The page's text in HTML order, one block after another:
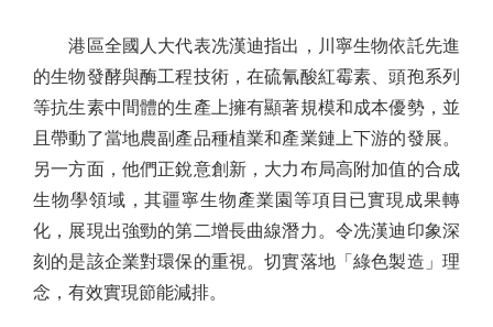
港區全國人大代表冼漢迪指出，川寧生物依託先進
的生物發酵與酶工程技術，在硫氰酸紅霉素、頭孢系列
等抗生素中間體的生產上擁有顯著規模和成本優勢，並
且帶動了當地農副產品種植業和產業鏈上下游的發展。
另一方面，他們正銳意創新，大力布局高附加值的合成
生物學領域，其疆寧生物產業園等項目已實現成果轉
化，展現出強勁的第二增長曲線潛力。令冼漢迪印象深
刻的是該企業對環保的重視。切實落地「綠色製造」理
念，有效實現節能減排。